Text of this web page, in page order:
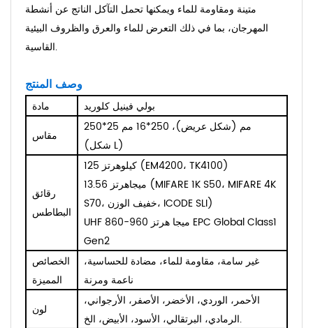
متينة ومقاومة للماء ويمكنها تحمل التآكل الناتج عن أنشطة
المهرجان، بما في ذلك التعرض للماء والعرق والظروف البيئية
القاسية.
وصف المنتج
مادة
بولي فينيل كلوريد
مقاس
250*25 مم (شكل عريض)، 250*16 مم
(شكل L)
رقائق
البطاطس
125 كيلوهرتز (EM4200، TK4100)
13.56 ميجاهرتز (MIFARE 1K S50، MIFARE 4K
S70، خفيف الوزن، ICODE SLI)
UHF 860-960 ميجا هرتز EPC Global Class1
Gen2
الخصائص
المميزة
غير سامة، مقاومة للماء، مضادة للحساسية،
ناعمة ومرنة
لون
الأحمر، الوردي، الأخضر، الأصفر، الأرجواني،
الرمادي، البرتقالي، الأسود، الأبيض، الخ.